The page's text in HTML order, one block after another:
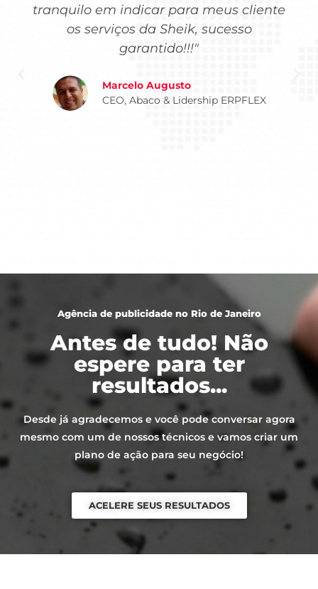
tranquilo em indicar para meus cliente
os serviços da Sheik, sucesso
garantido!!!"
Marcelo Augusto
CEO, Abaco & Lidership ERPFLEX
Agência de publicidade no Rio de Janeiro
Antes de tudo! Não
espere para ter
resultados...
Desde já agradecemos e você pode conversar agora
mesmo com um de nossos técnicos e vamos criar um
plano de ação para seu negócio!
ACELERE SEUS RESULTADOS